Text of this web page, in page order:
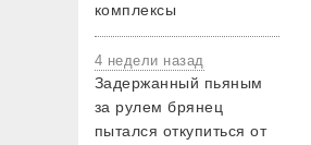
комплексы
4 недели назад
Задержанный пьяным
за рулем брянец
пытался откупиться от